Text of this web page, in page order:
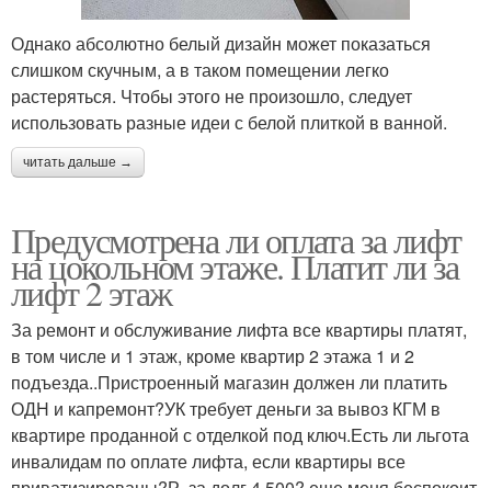
Однако абсолютно белый дизайн может показаться
слишком скучным, а в таком помещении легко
растеряться. Чтобы этого не произошло, следует
использовать разные идеи с белой плиткой в ванной.
читать дальше →
Предусмотрена ли оплата за лифт
на цокольном этаже. Платит ли за
лифт 2 этаж
За ремонт и обслуживание лифта все квартиры платят,
в том числе и 1 этаж, кроме квартир 2 этажа 1 и 2
подъезда..Пристроенный магазин должен ли платить
ОДН и капремонт?УК требует деньги за вывоз КГМ в
квартире проданной с отделкой под ключ.Есть ли льгота
инвалидам по оплате лифта, если квартиры все